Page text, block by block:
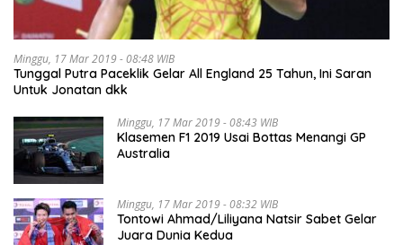
Minggu, 17 Mar 2019 - 08:48 WIB
Tunggal Putra Paceklik Gelar All England 25 Tahun, Ini Saran
Untuk Jonatan dkk
Minggu, 17 Mar 2019 - 08:43 WIB
Klasemen F1 2019 Usai Bottas Menangi GP
Australia
Minggu, 17 Mar 2019 - 08:32 WIB
Tontowi Ahmad/Liliyana Natsir Sabet Gelar
Juara Dunia Kedua